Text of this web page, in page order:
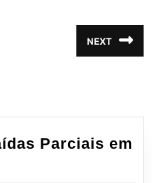
NEXT
post:
Parciais em